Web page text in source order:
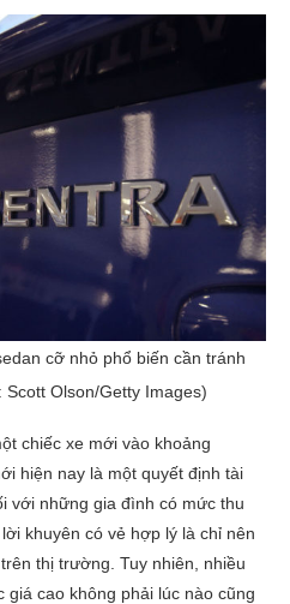
cỡ nhỏ phổ biến cần tránh
Olson/Getty Images)
chiếc xe mới vào khoảng
hiện nay là một quyết định tài
với những gia đình có mức thu
khuyên có vẻ hợp lý là chỉ nên
thị trường. Tuy nhiên, nhiều
cao không phải lúc nào cũng